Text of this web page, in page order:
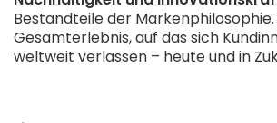
Bestandteile der
Gesamterlebnis, auf das sich
weltweit verlassen – heute und in